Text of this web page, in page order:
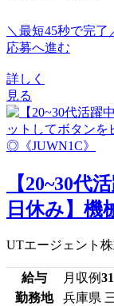
＼最短45秒で完了
応募へ進む
詳しく
見る
【20~30代
日休み】機
UTエージェント
給与 月収例
勤務地
兵庫県